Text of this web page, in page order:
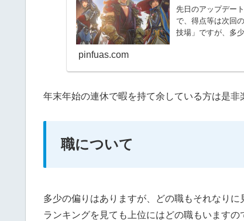
先日のアップデー
で、得点等は次回
技場」ですが、多
pinfuas.com
年末年始の連休で暇を持て余している方は是非
職について
多少の偏りはありますが、どの職もそれなりに
ランキングを見ても上位にはどの職もいます